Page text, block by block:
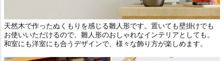
天然木で作ったぬくもりを感じる雛人形です。置いても壁掛けでも
お使いいただけるので、雛人形のおしゃれなインテリアとしても。
和室にも洋室にも合うデザインで、様々な飾り方が楽しめます。